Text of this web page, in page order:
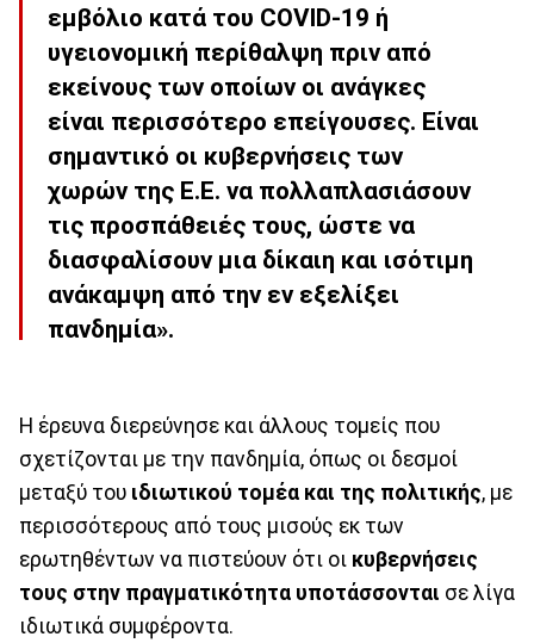
εμβόλιο κατά του COVID-19 ή
υγειονομική περίθαλψη πριν από
εκείνους των οποίων οι ανάγκες
είναι περισσότερο επείγουσες. Είναι
σημαντικό οι κυβερνήσεις των
χωρών της Ε.Ε. να πολλαπλασιάσουν
τις προσπάθειές τους, ώστε να
διασφαλίσουν μια δίκαιη και ισότιμη
ανάκαμψη από την εν εξελίξει
πανδημία».
Η έρευνα διερεύνησε και άλλους τομείς που
σχετίζονται με την πανδημία, όπως οι δεσμοί
μεταξύ του ιδιωτικού τομέα και της πολιτικής, με
περισσότερους από τους μισούς εκ των
ερωτηθέντων να πιστεύουν ότι οι κυβερνήσεις
τους στην πραγματικότητα υποτάσσονται σε λίγα
ιδιωτικά συμφέροντα.